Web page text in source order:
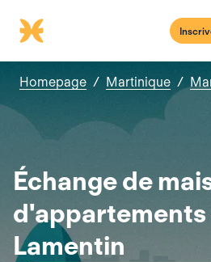
Homepage / Martinique /
Échange de
d'appartements
Lamentin